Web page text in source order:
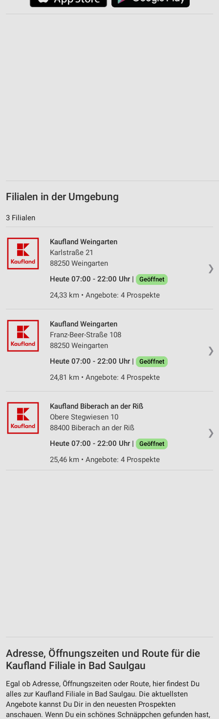
Filialen in der Umgebung
3 Filialen
❯
Kaufland Weingarten
Karlstraße 21
88250 Weingarten
Heute 07:00 - 22:00 Uhr |
Geöffnet
24,33 km • Angebote: 4 Prospekte
❯
Kaufland Weingarten
Franz-Beer-Straße 108
88250 Weingarten
Heute 07:00 - 22:00 Uhr |
Geöffnet
24,81 km • Angebote: 4 Prospekte
❯
Kaufland Biberach an der Riß
Obere Stegwiesen 10
88400 Biberach an der Riß
Heute 07:00 - 22:00 Uhr |
Geöffnet
25,46 km • Angebote: 4 Prospekte
Adresse, Öffnungszeiten und Route für die
Kaufland Filiale in Bad Saulgau
Egal ob Adresse, Öffnungszeiten oder Route, hier findest Du
alles zur Kaufland Filiale in Bad Saulgau. Die aktuellsten
Angebote kannst Du Dir in den neuesten Prospekten
anschauen. Wenn Du ein schönes Schnäppchen gefunden hast,